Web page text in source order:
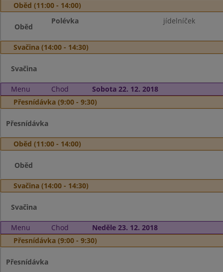
Oběd (11:00 - 14:00)
Oběd
Polévka jídelníček
Svačina (14:00 - 14:30)
Svačina
Menu Chod
Sobota 22. 12. 2018
Přesnídávka (9:00 - 9:30)
Přesnídávka
Oběd (11:00 - 14:00)
Oběd
Svačina (14:00 - 14:30)
Svačina
Menu Chod
Neděle 23. 12. 2018
Přesnídávka (9:00 - 9:30)
Přesnídávka